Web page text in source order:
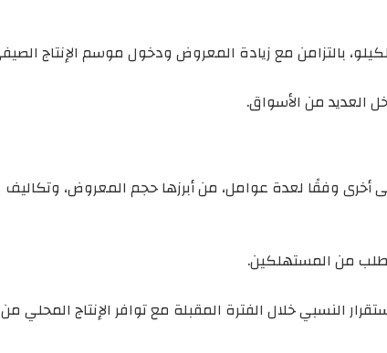
العديد من الأسواق.
وفقًا لعدة عوامل، من أبرزها حجم المعروض، وتكاليف
من المستهلكين.
النسبي خلال الفترة المقبلة مع توافر الإنتاج المحلي من